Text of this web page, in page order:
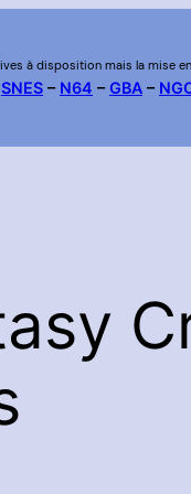
à disposition mais la mise
SNES– N64 –GBA–